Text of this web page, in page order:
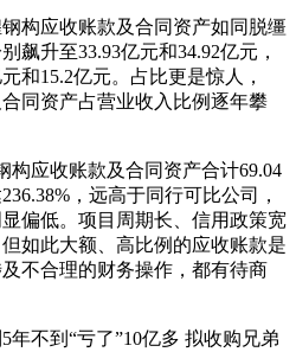
构应收账款及合同资产如同脱缰
飙升至33.93亿元和34.92亿元，
和15.2亿元。占比更是惊人，
同资产占营业收入比例逐年攀
应收账款及合同资产合计69.04
，远高于同行可比公司，
偏低。项目周期长、信用政策宽
如此大额、高比例的应收账款是
不合理的财务操作，都有待商